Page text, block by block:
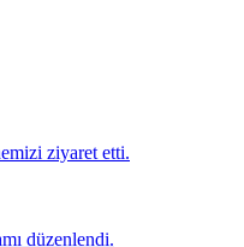
ziyaret etti.
düzenlendi.